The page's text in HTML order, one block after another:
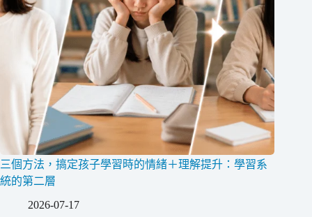
三個方法，搞定孩子學習時的情緒＋理解提升：學習系
統的第二層
2026-07-17